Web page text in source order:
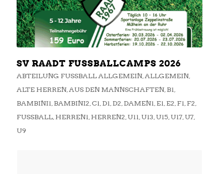
SV RAADT FUSSBALLCAMPS 2026
ABTEILUNG FUSSBALL ALLGEMEIN ,ALLGEMEIN,
ALTE HERREN,AUS DEN MANNSCHAFTEN,B1,
BAMBINI1,BAMBINI2,C1,D1,D2,DAMEN1,E1,E2,F1,F2,
FUSSBALL ,HERREN1,HERREN2,U11,U13,U15,U17,U7,
U9